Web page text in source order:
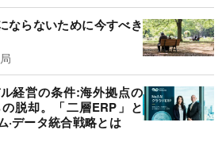
ならないために今すべき
経営の条件:海外拠点の
脱却。「二層ERP」と
·データ統合戦略とは